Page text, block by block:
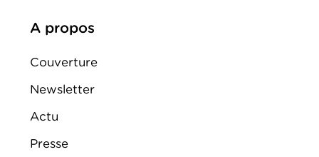
A propos
Couverture
Newsletter
Actu
Presse